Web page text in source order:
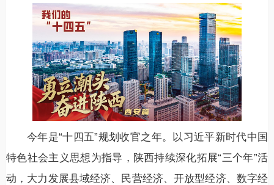
今年是“十四五”规划收官之年。以习近平新时代中国
特色社会主义思想为指导，陕西持续深化拓展“三个年”活
动，大力发展县域经济、民营经济、开放型经济、数字经